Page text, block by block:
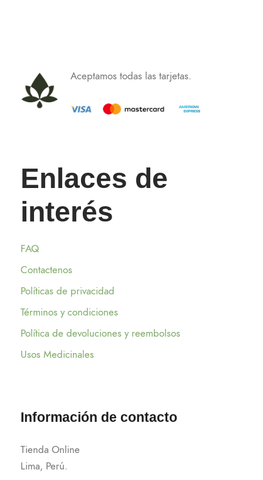
Aceptamos todas las tarjetas.
Enlaces de
interés
FAQ
Contactenos
Políticas de privacidad
Términos y condiciones
Política de devoluciones y reembolsos
Usos Medicinales
Información de contacto
Tienda Online
Lima, Perú.